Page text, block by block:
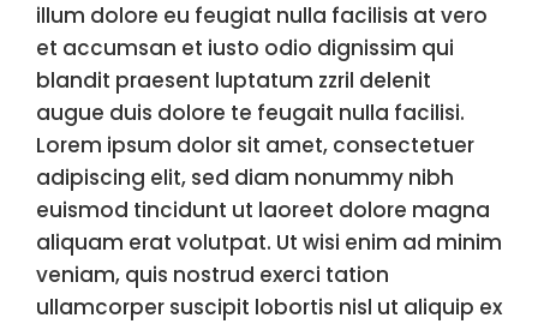
illum dolore eu feugiat nulla facilisis at vero
et accumsan et iusto odio dignissim qui
blandit praesent luptatum zzril delenit
augue duis dolore te feugait nulla facilisi.
Lorem ipsum dolor sit amet, consectetuer
adipiscing elit, sed diam nonummy nibh
euismod tincidunt ut laoreet dolore magna
aliquam erat volutpat. Ut wisi enim ad minim
veniam, quis nostrud exerci tation
ullamcorper suscipit lobortis nisl ut aliquip ex